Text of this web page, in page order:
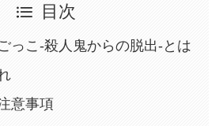
目次
っこ-殺人鬼からの脱出-とは
意事項